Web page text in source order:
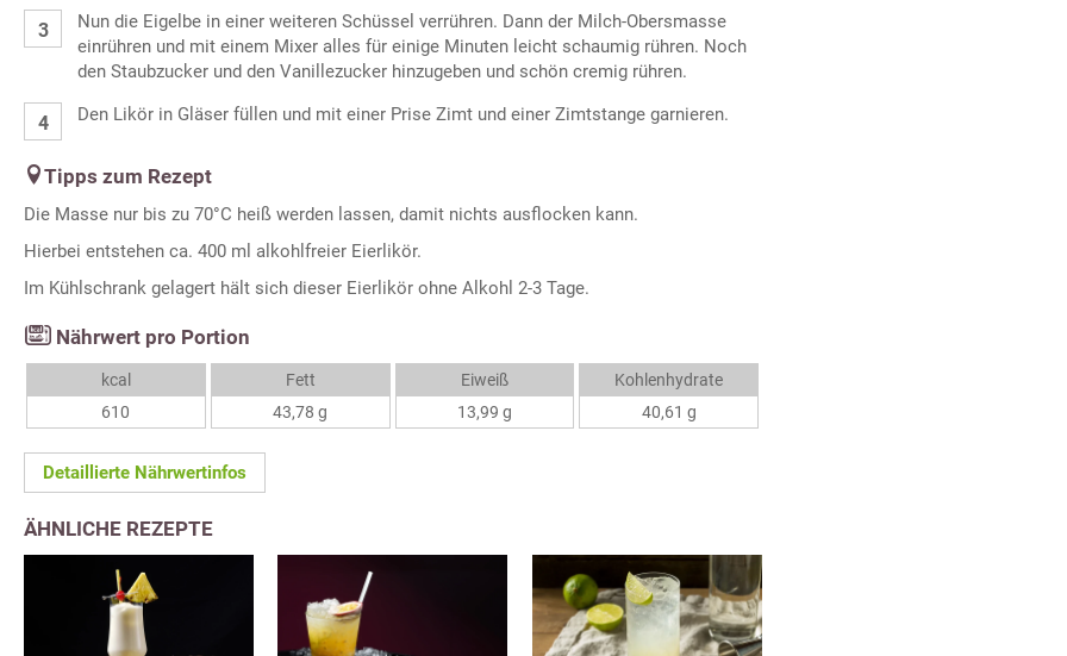
Nun die Eigelbe in einer weiteren Schüssel verrühren. Dann der Milch-Obersmasse
einrühren und mit einem Mixer alles für einige Minuten leicht schaumig rühren. Noch
den Staubzucker und den Vanillezucker hinzugeben und schön cremig rühren.
Den Likör in Gläser füllen und mit einer Prise Zimt und einer Zimtstange garnieren.
Tipps zum Rezept
Die Masse nur bis zu 70°C heiß werden lassen, damit nichts ausflocken kann.
Hierbei entstehen ca. 400 ml alkohlfreier Eierlikör.
Im Kühlschrank gelagert hält sich dieser Eierlikör ohne Alkohl 2-3 Tage.
Nährwert pro Portion
kcal
610
Fett
43,78 g
Eiweiß
13,99 g
Kohlenhydrate
40,61 g
Detaillierte Nährwertinfos
ÄHNLICHE REZEPTE